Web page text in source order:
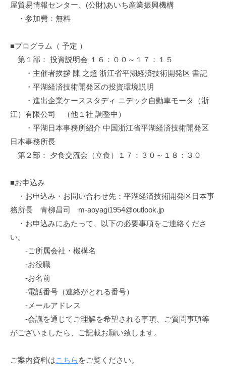
屋貿易情報センター、(公財)あいち産業振興機構
・参加費：無料
■プログラム（ 予定 ）
第１部： 投資説明会 １６：００～１７：１５
・主催者挨拶 陳 之超 浙江省平湖経済技術開発区 書記
・平湖経済技術開発区の投資環境説明
・進出企業ケーススタディ ニデック自動車モータ（浙
江）有限公司 （他１社 調整中）
・平湖日本事務所紹介 中国浙江省平湖経済技術開発区
日本事務所長
第２部： 夕食交流会（立食）１７：３０～１８：３０
■お申込み
・お申込み・お問い合わせ先：平湖経済技術開発区日本事
務所長 青柳昌司 m-aoyagi1954@outlook.jp
・お申込みにあたって、以下の必要事項をご連絡くださ
い。
-ご所属会社・機構名
-お役職
-お名前
-電話番号（連絡がとれる番号）
-メールアドレス
-会議を通じてご理解を希望される事項、ご質問事項等
がございましたら、ご記載お願い致します。
ご案内資料はこちら をご覧ください。